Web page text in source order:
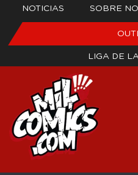
NOTICIAS SOBRE
LIGA DE